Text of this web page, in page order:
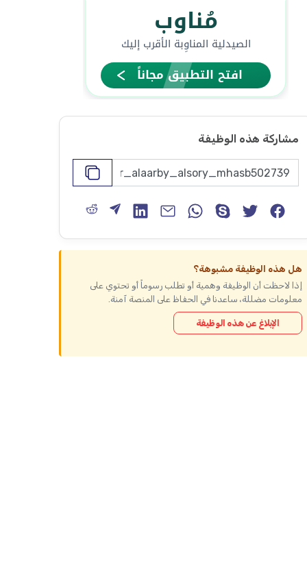
مشاركة هذه الوظيفة
هل هذه الوظيفة مشبوهة؟
إذا لاحظت أن الوظيفة وهمية أو تطلب رسوماً أو تحتوي على
معلومات مضللة، ساعدنا في الحفاظ على المنصة آمنة.
الإبلاغ عن هذه الوظيفة